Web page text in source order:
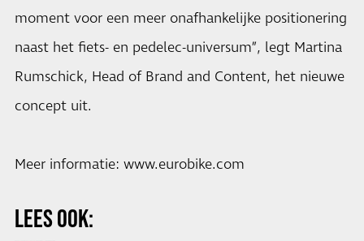
moment voor een meer onafhankelijke positionering
naast het fiets- en pedelec-universum”, legt Martina
Rumschick, Head of Brand and Content, het nieuwe
concept uit.
Meer informatie: www.eurobike.com
LEES OOK: